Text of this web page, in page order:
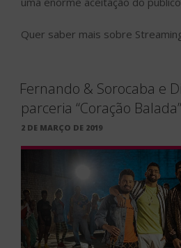
Quer saber mais sobre
Fernando & Sorocaba e
parceria “Coração Balada”
PUBLICADO
2 DE MARÇO DE 2019